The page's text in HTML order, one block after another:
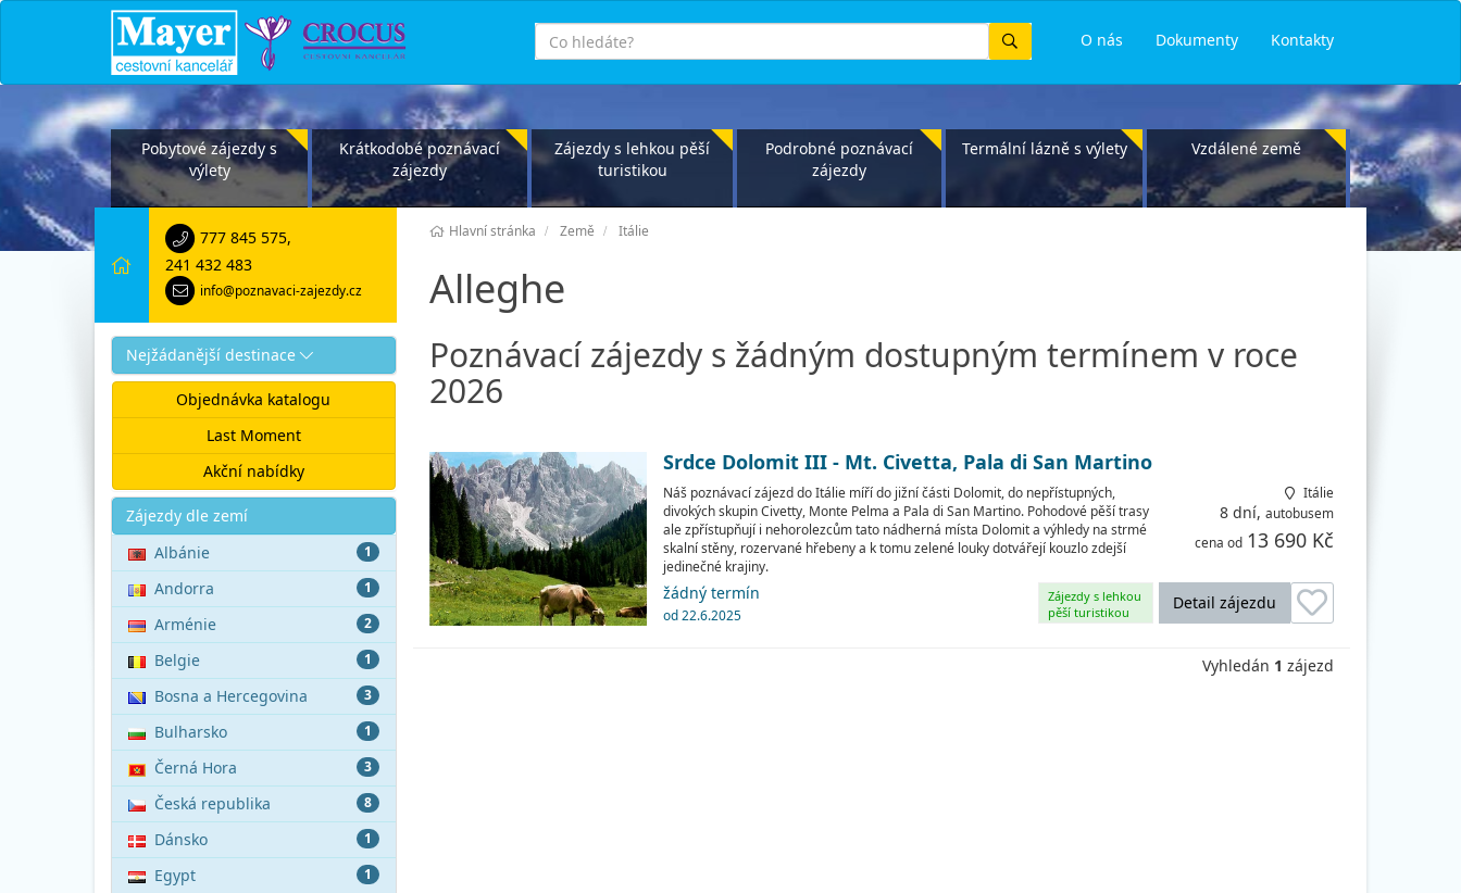
Kontakty
Dokumenty
O nás
co
hledáte
Pobytové zájezdy s
výlety
Krátkodobé poznávací
zájezdy
Zájezdy s lehkou pěší
turistikou
Podrobné poznávací
zájezdy
Termální lázně s výlety Vzdálené země
Hlavní stránka Země Itálie
Alleghe
777 845 575,
241 432 483
info@poznavaci-zajezdy.cz
Nejžádanější destinace
Objednávka katalogu
Last Moment
Akční nabídky
Akce
Zájezdy dle zemí
1
Albánie
1
Andorra
2
Arménie
1
Belgie
3
Bosna a Hercegovina
1
Bulharsko
3
Černá Hora
8
Česká republika
1
Dánsko
1
Egypt
Poznávací zájezdy s žádným dostupným termínem v roce
2026
Srdce Dolomit III - Mt. Civetta, Pala di San Martino
Náš poznávací zájezd do Itálie míří do jižní části Dolomit, do nepřístupných,
divokých skupin Civetty, Monte Pelma a Pala di San Martino. Pohodové pěší trasy
ale zpřístupňují i nehorolezcům tato nádherná místa Dolomit a výhledy na strmé
skalní stěny, rozervané hřebeny a k tomu zelené louky dotvářejí kouzlo zdejší
jedinečné krajiny.
Itálie
8 dní, autobusem
cena od 13 690 Kč
Detail zájezdu
Zájezdy s lehkou
pěší turistikou
žádný termín
od 22.6.2025
Vyhledán 1 zájezd